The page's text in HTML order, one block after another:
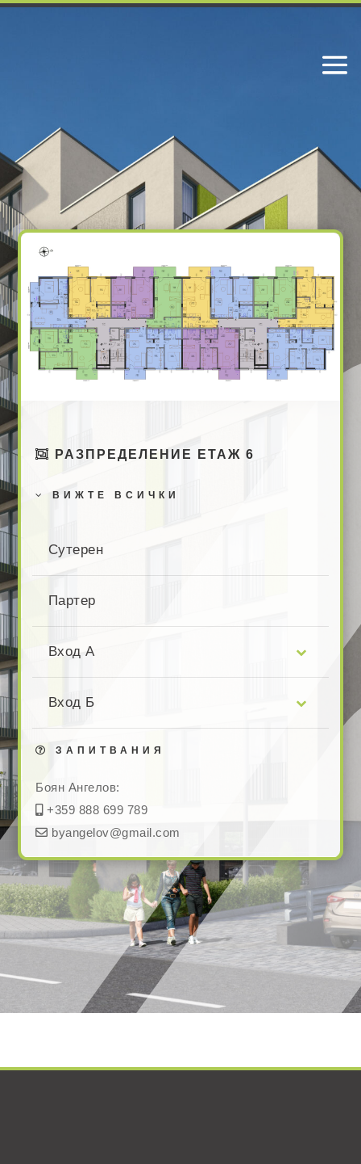
РАЗПРЕДЕЛЕНИЕ ЕТАЖ 6
ВИЖТЕ ВСИЧКИ
Сутерен
Партер
Вход А
Вход Б
ЗАПИТВАНИЯ
Боян Ангелов:
+359 888 699 789
byangelov@gmail.com